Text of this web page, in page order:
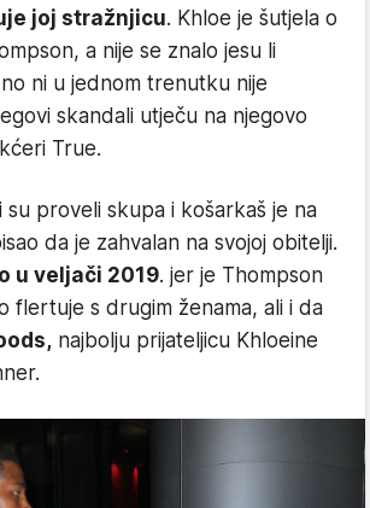
joj stražnjicu. Khloe je šutjela o
a nije se znalo jesu li
ni u jednom trenutku nije
skandali utječu na njegovo
True.
su proveli skupa i košarkaš je na
da je zahvalan na svojoj obitelji.
u veljači 2019. jer je Thompson
flertuje s drugim ženama, ali i da
najbolju prijateljicu Khloeine